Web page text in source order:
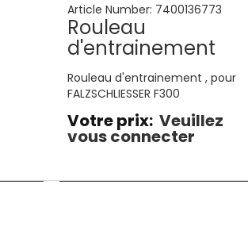
Article Number: 7400136773
Rouleau
d'entrainement
Rouleau d'entrainement , pour
FALZSCHLIESSER F300
Votre prix: Veuillez
vous connecter